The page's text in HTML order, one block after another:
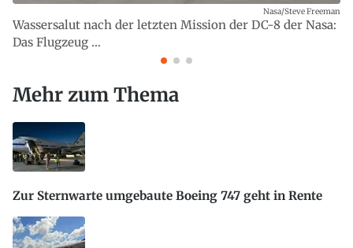
Wassersalut nach der letzten Mission der DC-8 der Nasa:
Das Flugzeug ...
Nasa/Steve Freeman
Mehr zum Thema
Zur Sternwarte umgebaute Boeing 747 geht in Rente